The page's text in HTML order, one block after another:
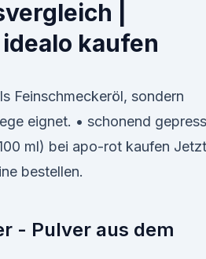
|
kaufen
Feinschmeckeröl, sondern
eignet. • schonend
ml) bei apo-rot kaufen Jetzt
bestellen.
- Pulver aus dem